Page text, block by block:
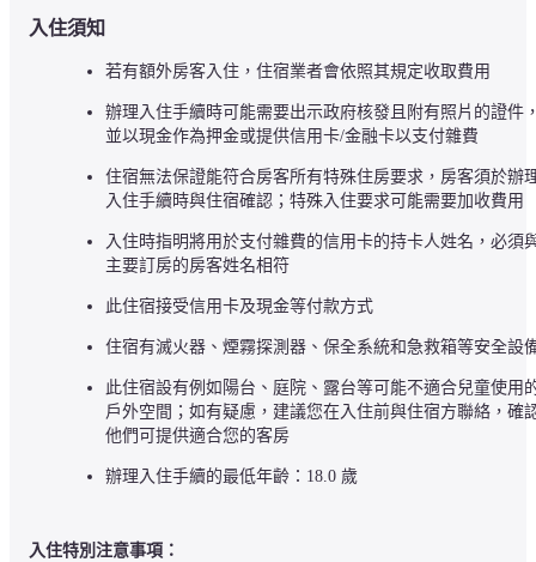
入住須知
若有額外房客入住，住宿業者會依照其規定收取費用
辦理入住手續時可能需要出示政府核發且附有照片的證件
並以現金作為押金或提供信用卡/金融卡以支付雜費
住宿無法保證能符合房客所有特殊住房要求，房客須於辦
入住手續時與住宿確認；特殊入住要求可能需要加收費用
入住時指明將用於支付雜費的信用卡的持卡人姓名，必須
主要訂房的房客姓名相符
此住宿接受信用卡及現金等付款方式
住宿有滅火器、煙霧探測器、保全系統和急救箱等安全設
此住宿設有例如陽台、庭院、露台等可能不適合兒童使用
戶外空間；如有疑慮，建議您在入住前與住宿方聯絡，確
他們可提供適合您的客房
辦理入住手續的最低年齡：18.0 歲
入住特別注意事項：